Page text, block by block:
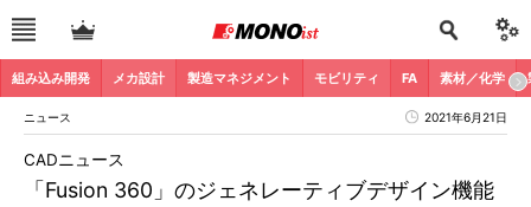
組み込み開発 メカ設計 製造マネジメント モビリティ FA 素材／化学
ニュース 2021年6月21日
「Fusion 360」のジェネレーティブデザイン機能
CADニュース